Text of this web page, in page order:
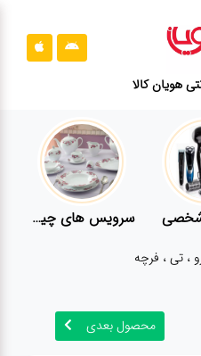
هویان کالا
شخصی سرویس های چینی زرین
، تی ، فرچه
محصول بعدی